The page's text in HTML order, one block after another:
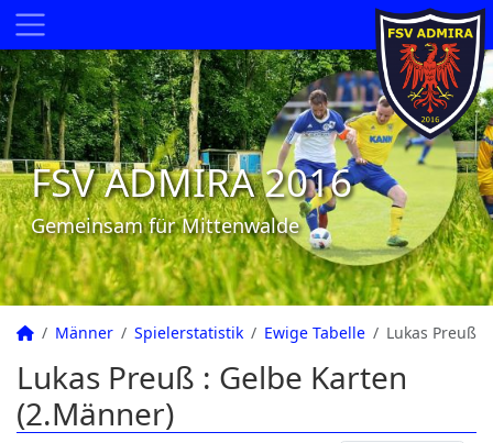
FSV ADMIRA 2016
Gemeinsam für Mittenwalde
Männer Spielerstatistik Ewige Tabelle Lukas Preuß
Lukas Preuß : Gelbe Karten
(2.Männer)